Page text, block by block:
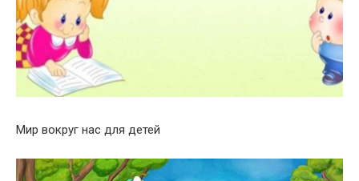
Мир вокруг нас для детей